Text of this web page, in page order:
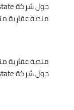
حول شركة Gate Masr Real Estate - بوابة مصر العقارية
منصة عقارية
منصة عقارية
حول شركة Gate Masr Real Estate